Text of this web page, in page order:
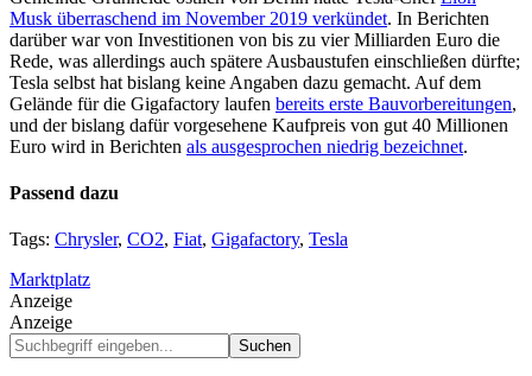
Musk überraschend im November 2019 verkündet. In Berichten
darüber war von Investitionen von bis zu vier Milliarden Euro die
Rede, was allerdings auch spätere Ausbaustufen einschließen dürfte;
Tesla selbst hat bislang keine Angaben dazu gemacht. Auf dem
Gelände für die Gigafactory laufen bereits erste Bauvorbereitungen,
und der bislang dafür vorgesehene Kaufpreis von gut 40 Millionen
Euro wird in Berichten als ausgesprochen niedrig bezeichnet.
Passend dazu
Tags: Chrysler, CO2, Fiat, Gigafactory, Tesla
Marktplatz
Anzeige
Anzeige
Suchbegriff
eingeben...